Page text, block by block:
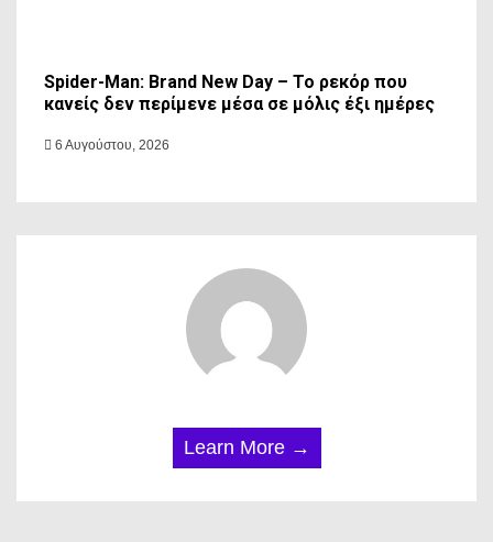
Spider-Man: Brand New Day – Το ρεκόρ που
κανείς δεν περίμενε μέσα σε μόλις έξι ημέρες
6 Αυγούστου, 2026
Learn More →